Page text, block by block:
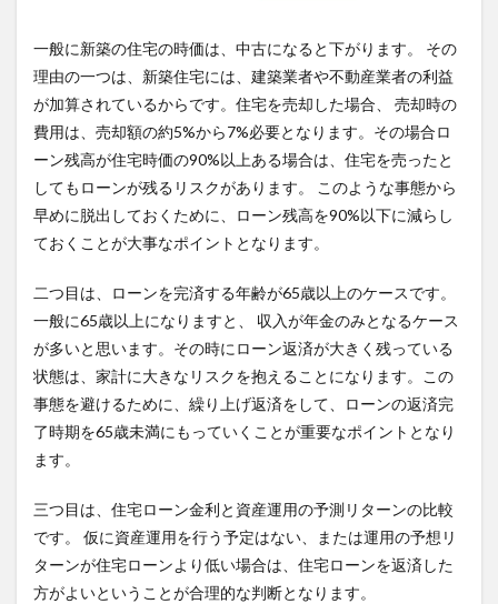
一般に新築の住宅の時価は、中古になると下がります。 その
理由の一つは、新築住宅には、建築業者や不動産業者の利益
が加算されているからです。住宅を売却した場合、 売却時の
費用は、売却額の約5%から7%必要となります。その場合ロ
ーン残高が住宅時価の90%以上ある場合は、住宅を売ったと
してもローンが残るリスクがあります。 このような事態から
早めに脱出しておくために、ローン残高を90%以下に減らし
ておくことが大事なポイントとなります。
二つ目は、ローンを完済する年齢が65歳以上のケースです。
一般に65歳以上になりますと、 収入が年金のみとなるケース
が多いと思います。その時にローン返済が大きく残っている
状態は、家計に大きなリスクを抱えることになります。この
事態を避けるために、繰り上げ返済をして、ローンの返済完
了時期を65歳未満にもっていくことが重要なポイントとなり
ます。
三つ目は、住宅ローン金利と資産運用の予測リターンの比較
です。 仮に資産運用を行う予定はない、または運用の予想リ
ターンが住宅ローンより低い場合は、住宅ローンを返済した
方がよいということが合理的な判断となります。